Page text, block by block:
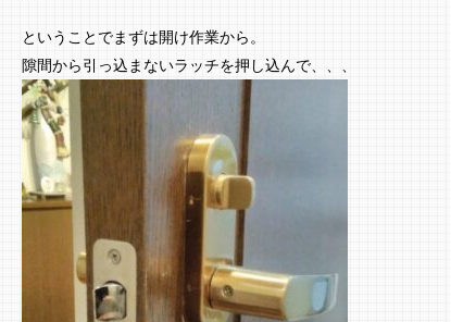
ということでまずは開け作業から。
隙間から引っ込まないラッチを押し込んで、、、